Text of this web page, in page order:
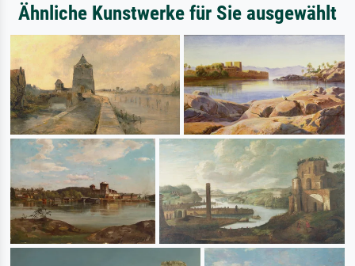
Ähnliche Kunstwerke für Sie ausgewählt